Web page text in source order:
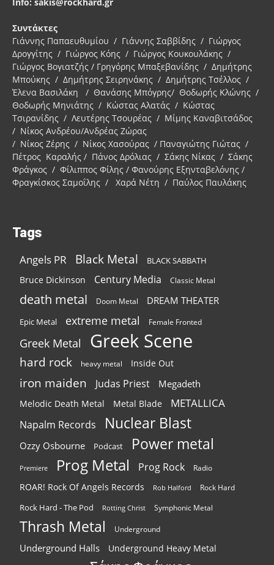
Συντάκτες
Γιάννης Παπαευθυμίου / Γιάννης Σαββίδης / Γιώργος
Δρογγίτης / Γιώργος Κόης / Γιώργος Κουκουλάκης /
Γιώργος Βογιατζής / Γρηγόρης Μπαξεβανίδης / Δημήτρης
Μπούκης / Δημήτρης Σειρηνάκης / Δημήτρης Τσέλλος /
Έλενα Βασιλάκη / Θανάσης Μπόγρης/ Θοδωρής Κλώνης /
Θοδωρής Μηνιάτης / Κώστας Αλατάς / Κώστας
Τσιρανίδης / Λευτέρης Τσουρέας / Μίμης Καναβιτσάδος
/ Νίκος Ανδρέου/Ανδρέας Ζώρας
/ Νίκος Ζέρης / Νίκος Χασούρας / Παναγιώτης Γιώτας /
Πέτρος Καραλής / Πάνος Δρόλιας / Σάκης Νίκας / Σάκης
Φράγκος / Φίλιππος Φίλης / Φανούρης Εξηνταβελόνης /
Φραγκίσκος Σαμοΐλης / Χαρά Νέτη / Παύλος Παυλάκης
Tags
Angels PR Black Metal BLACK SABBATH
Bruce Dickinson Century Media Classic Metal
death metal Doom Metal DREAM THEATER
Epic Metal extreme metal Female Fronted
Greek Metal Greek Scene
hard rock heavy metal Inside Out
iron maiden Judas Priest Megadeth
Melodic Death Metal Metal Blade METALLICA
Napalm Records Nuclear Blast
Ozzy Osbourne Podcast Power metal
Premiere Prog Metal Prog Rock Radio
ROAR! Rock Of Angels Records Rob Halford Rock Hard
Rock Hard - The Pod Rotting Christ Symphonic Metal
Thrash Metal Underground
Underground Halls Underground Heavy Metal